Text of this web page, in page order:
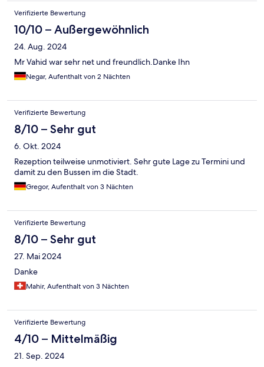
Verifizierte Bewertung
10/10 – Außergewöhnlich
24. Aug. 2024
Mr Vahid war sehr net und freundlich.Danke Ihn
Negar, Aufenthalt von 2 Nächten
Verifizierte Bewertung
8/10 – Sehr gut
6. Okt. 2024
Rezeption teilweise unmotiviert. Sehr gute Lage zu Termini und
damit zu den Bussen im die Stadt.
Gregor, Aufenthalt von 3 Nächten
Verifizierte Bewertung
8/10 – Sehr gut
27. Mai 2024
Danke
Mahir, Aufenthalt von 3 Nächten
Verifizierte Bewertung
4/10 – Mittelmäßig
21. Sep. 2024